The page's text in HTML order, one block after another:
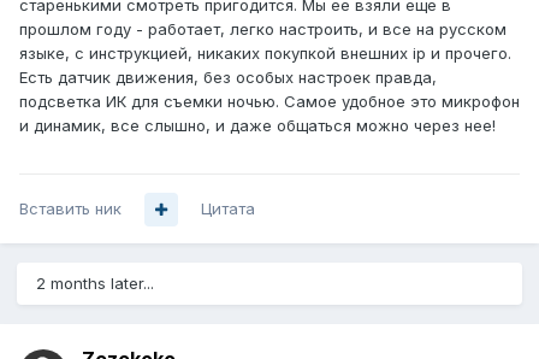
старенькими смотреть пригодится. Мы ее взяли еще в
прошлом году - работает, легко настроить, и все на русском
языке, с инструкцией, никаких покупкой внешних ip и прочего.
Есть датчик движения, без особых настроек правда,
подсветка ИК для съемки ночью. Самое удобное это микрофон
и динамик, все слышно, и даже общаться можно через нее!
Вставить ник Цитата
2 months later...